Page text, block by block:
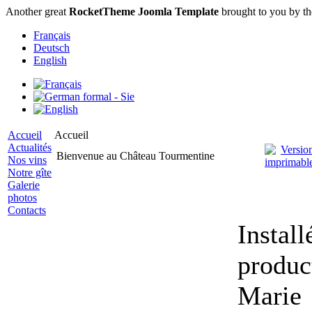
Another great RocketTheme Joomla Template brought to you by
Français
Deutsch
English
Accueil
Actualités
Nos vins
Notre gîte
Galerie
photos
Contacts
Accueil
Bienvenue au Château Tourmentine
Marie